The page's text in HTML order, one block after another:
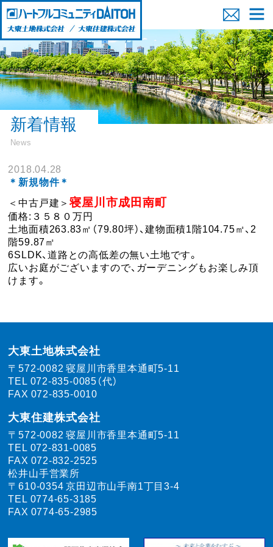
新着情報
News
2018.04.28
＊新規物件＊
＜中古戸建＞寝屋川市成田南町
価格:３５８０万円
土地面積263.83㎡（79.80坪）、建物面積1階104.75㎡、2
階59.87㎡
6SLDK、道路との高低差の無い土地です。
広いお庭がございますので、ガーデニングもお楽しみ頂
けます。
大東土地株式会社
〒572-0082寝屋川市香里本通町5-11
TEL 072-835-0085（代）
FAX 072-835-0010
大東住建株式会社
〒572-0082寝屋川市香里本通町5-11
TEL 072-831-0085
FAX 072-832-2525
松井山手営業所
〒610-0354京田辺市山手南1丁目3-4
TEL 0774-65-3185
FAX 0774-65-2985